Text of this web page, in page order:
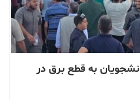
به قطع برق در